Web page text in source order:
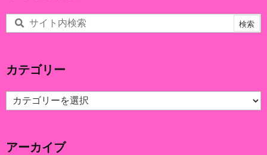
カテゴリー
カ
テ
ー
アーカイブ